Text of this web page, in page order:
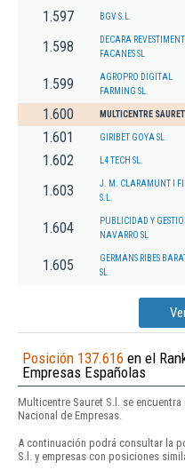
1.597 BGV S.L.
1.598
DECARA
FACANES SL
1.599
AGROPRO DIGITAL
FARMING SL.
1.600 MULTICENTRE
1.601 GIRIBET GOYA SL
1.602 L4 TECH SL.
1.603
J. M. CLARAMUNT I
S.L.
1.604
PUBLICIDAD Y
NAVARRO SL
1.605
GERMANS RIBES
SL
Posición 137.616 en el
Empresas Españolas
Multicentre Sauret S.l. se
Nacional de Empresas.
A continuación podrá consultar la
S.l. y empresas con posiciones